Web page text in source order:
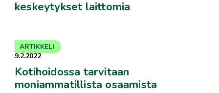
keskeytykset laittomia
9.2.2022
Kotihoidossa tarvitaan
moniammatillista osaamista
ARTIKKELI